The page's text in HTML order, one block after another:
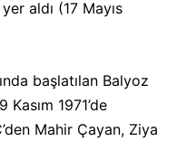
aldı (17 Mayıs
başlatılan Balyoz
Kasım 1971’de
Mahir Çayan, Ziya